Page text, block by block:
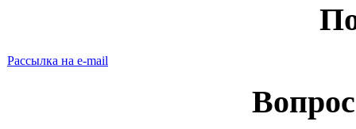
Рассылка на e-mail